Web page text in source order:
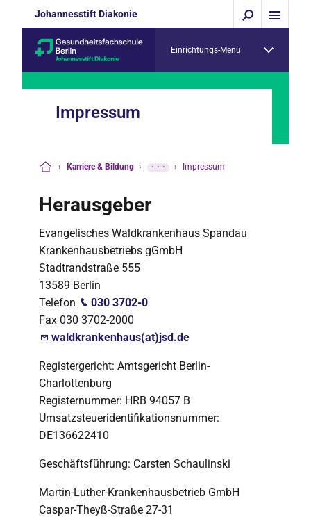
Johannesstift Diakonie
Einrichtungs-Menü
Impressum
› Karriere & Bildung › ··· › Impressum
Herausgeber
Evangelisches Waldkrankenhaus Spandau
Krankenhausbetriebs gGmbH
Stadtrandstraße 555
13589 Berlin
Telefon
030 3702-0
Fax 030 3702-2000
waldkrankenhaus(at)jsd.de
Registergericht: Amtsgericht Berlin-
Charlottenburg
Registernummer: HRB 94057 B
Umsatzsteueridentifikationsnummer:
DE136622410
Geschäftsführung: Carsten Schaulinski
Martin-Luther-Krankenhausbetrieb GmbH
Caspar-Theyß-Straße 27-31